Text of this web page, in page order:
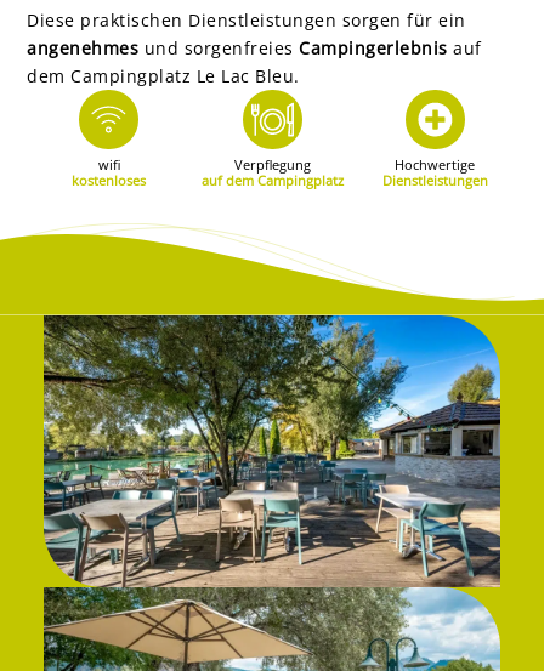
Diese praktischen Dienstleistungen sorgen für ein
angenehmes und sorgenfreiesCampingerlebnis auf
dem Campingplatz Le Lac Bleu.
wifi
kostenloses
Verpflegung
auf dem Campingplatz
Hochwertige
Dienstleistungen